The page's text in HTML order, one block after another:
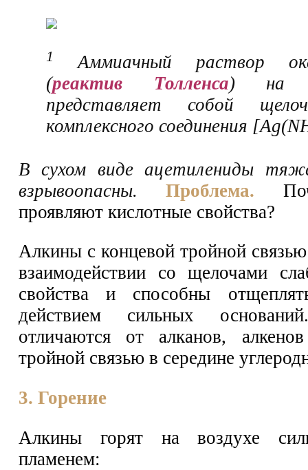
1
Аммиачный раствор
(реактив Толленса) на
представляет собой
комплексного соединения
В сухом виде ацетилениды
взрывоопасны.Проблема.
проявляют кислотные свойства?
Алкины с концевой тройной
взаимодействии со щелочами
свойства и способны
действием сильных
отличаются от алканов,
тройной связью в середине
3. Горение
Алкины горят на воздухе
пламенем: